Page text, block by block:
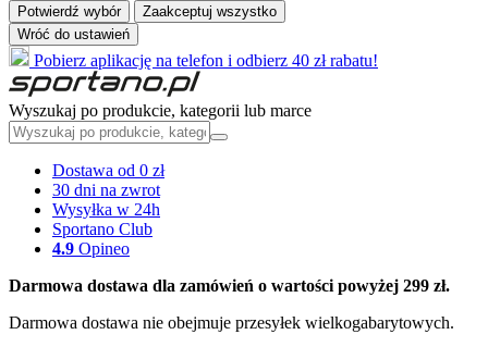
Potwierdź wybór
Zaakceptuj wszystko
Wróć do ustawień
Pobierz aplikację na telefon i odbierz 40 zł rabatu!
Wyszukaj po produkcie, kategorii lub marce
Dostawa od 0 zł
30 dni na zwrot
Wysyłka w 24h
Sportano Club
4.9 Opineo
Darmowa dostawa dla zamówień o wartości powyżej 299 zł.
Darmowa dostawa nie obejmuje przesyłek wielkogabarytowych.